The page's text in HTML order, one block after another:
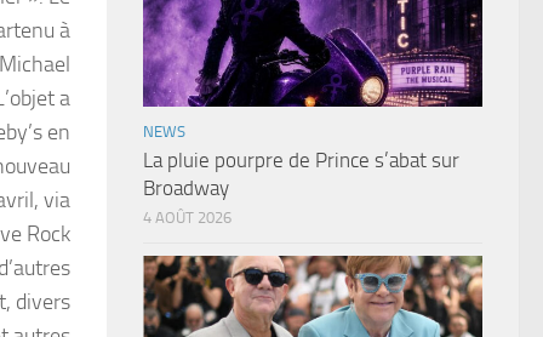
à
a
en
via
Rock
divers
NEWS
La pluie pourpre de Prince s’abat sur
Broadway
4 AOÛT 2026